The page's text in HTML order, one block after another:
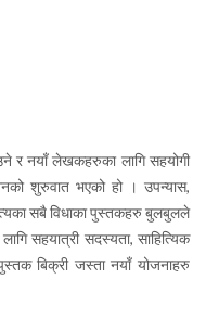
र नयाँ लेखकहरुका लागि सहयोगी
शुरुवात भएको हो । उपन्यास,
सबै विधाका पुस्तकहरु बुलबुलले
सहयात्री सदस्यता, साहित्यिक
बिक्री जस्ता नयाँ योजनाहरु